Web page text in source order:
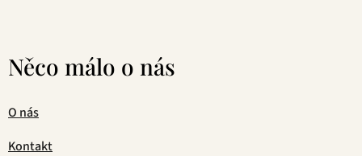
Něco málo o nás
O nás
Kontakt